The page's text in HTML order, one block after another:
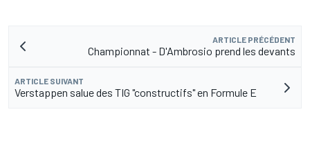
ARTICLE PRÉCÉDENT
Championnat - D'Ambrosio prend les devants
ARTICLE SUIVANT
Verstappen salue des TIG "constructifs" en Formule E